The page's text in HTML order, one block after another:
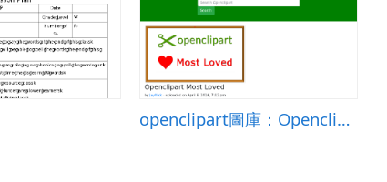
openclipart圖庫：Openclipart Most Loved